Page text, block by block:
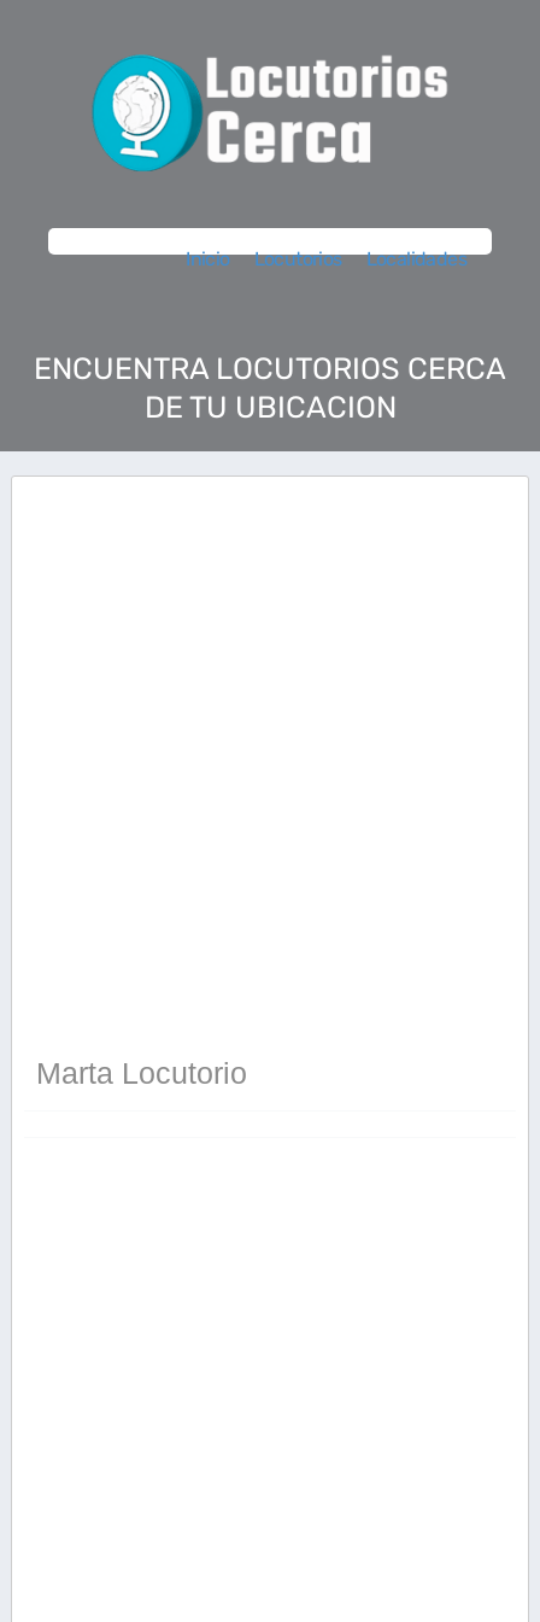
Inicio Locutorios Localidades
ENCUENTRA LOCUTORIOS CERCA
DE TU UBICACION
Marta Locutorio